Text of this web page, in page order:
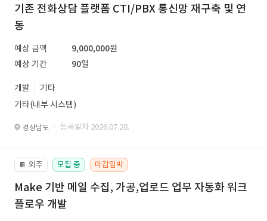
기존 전화상담 플랫폼 CTI/PBX 통신망 재구축 및 연
동
예상 금액
9,000,000원
예상 기간
90일
개발
기타
기타(내부 시스템)
경상남도 · 등록일자 2026.07.28.
📔 외주 모집 중 마감임박
Make 기반 메일 수집, 가공,업로드 업무 자동화 워크
플로우 개발